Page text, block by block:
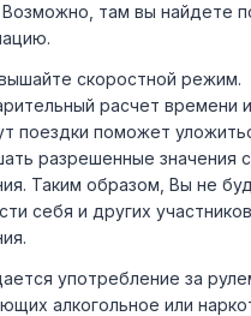
Возможно, там вы найдете
скоростной режим.
расчет времени
поездки поможет
разрешенные значения
Таким образом, Вы не
себя и других
употребление за
алкогольное или